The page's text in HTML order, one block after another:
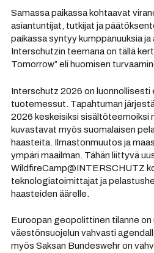
Samassa paikassa kohtaavat
asiantuntijat, tutkijat ja
paikassa syntyy kumppanuuksia
Interschutzin teemana on tällä
Tomorrow” eli huomisen
Interschutz 2026 on luonnollisesti
tuotemessut. Tapahtuman
2026 keskeisiksi sisältöteemoiksi
kuvastavat myös suomalaisen
haasteita. Ilmastonmuutos ja
ympäri maailman. Tähän liittyvä
WildfireCamp@INTERSCHUTZ
teknologiatoimittajat ja
haasteiden äärelle.
Euroopan geopolittinen tilanne
väestönsuojelun vahvasti
myös Saksan Bundeswehr on